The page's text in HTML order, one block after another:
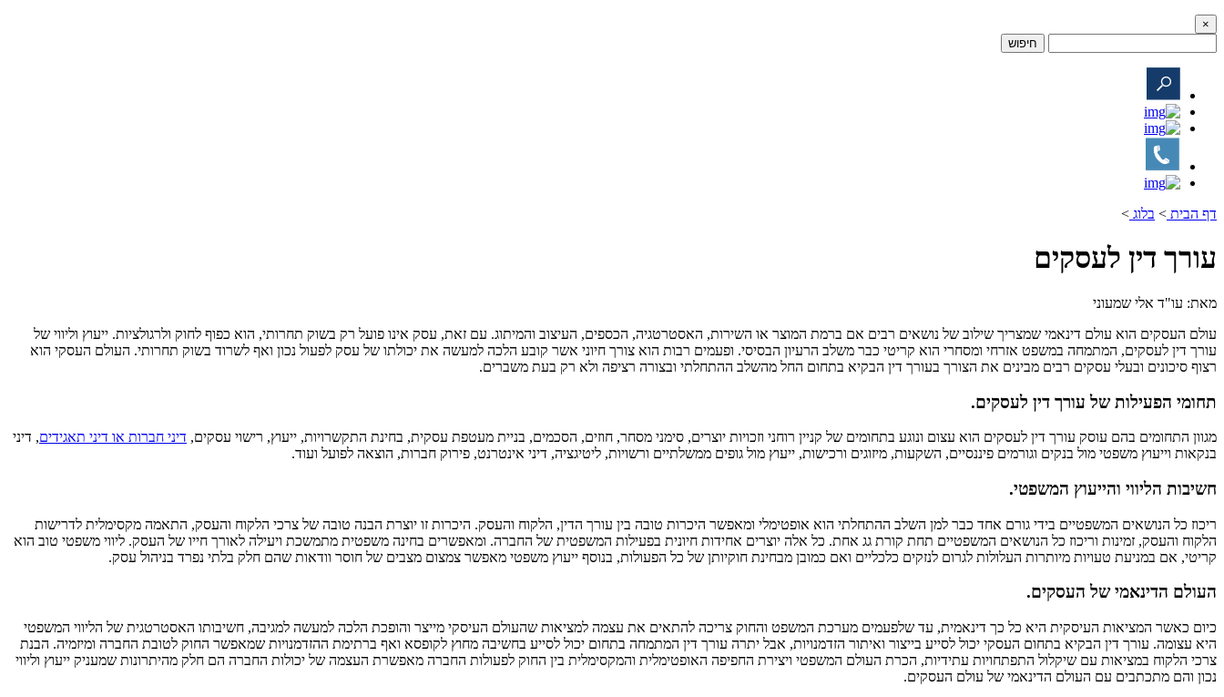
×
חיפוש
דף הבית > בלוג >
עורך דין לעסקים
מאת: עו"ד אלי שמעוני
עולם העסקים הוא עולם דינאמי שמצריך שילוב של נושאים רבים אם ברמת המוצר או השירות, האסטרטגיה, הכספים, העיצוב והמיתוג. עם זאת, עסק אינו פועל רק בשוק תחרותי, הוא כפוף לחוק ולרגולציות. ייעוץ וליווי של
עורך דין לעסקים, המתמחה במשפט אזרחי ומסחרי הוא קריטי כבר משלב הרעיון הבסיסי. ופעמים רבות הוא צורך חיוני אשר קובע הלכה למעשה את יכולתו של עסק לפעול נכון ואף לשרוד בשוק תחרותי. העולם העסקי הוא
רצוף סיכונים ובעלי עסקים רבים מבינים את הצורך בעורך דין הבקיא בתחום החל מהשלב ההתחלתי ובצורה רציפה ולא רק בעת משברים.
תחומי הפעילות של עורך דין לעסקים.
מגוון התחומים בהם עוסק עורך דין לעסקים הוא עצום ונוגע בתחומים של קניין רוחני וזכויות יוצרים, סימני מסחר, חוזים, הסכמים, בניית מעטפת עסקית, בחינת התקשרויות, ייעוץ, רישוי עסקים, דיני חברות או דיני תאגידים, דיני
בנקאות וייעוץ משפטי מול בנקים וגורמים פיננסיים, השקעות, מיזוגים ורכישות, ייעוץ מול גופים ממשלתיים ורשויות, ליטיגציה, דיני אינטרנט, פירוק חברות, הוצאה לפועל ועוד.
חשיבות הליווי והייעוץ המשפטי.
ריכוז כל הנושאים המשפטיים בידי גורם אחד כבר למן השלב ההתחלתי הוא אופטימלי ומאפשר היכרות טובה בין עורך הדין, הלקוח והעסק. היכרות זו יוצרת הבנה טובה של צרכי הלקוח והעסק, התאמה מקסימלית לדרישות
הלקוח והעסק, זמינות וריכוז כל הנושאים המשפטיים תחת קורת גג אחת. כל אלה יוצרים אחידות חיונית בפעילות המשפטית של החברה. ומאפשרים בחינה משפטית מתמשכת ויעילה לאורך חייו של העסק. ליווי משפטי טוב הוא
קריטי, אם במניעת טעויות מיותרות העלולות לגרום לנזקים כלכליים ואם כמובן מבחינת חוקיותן של כל הפעולות, בנוסף ייעוץ משפטי מאפשר צמצום מצבים של חוסר וודאות שהם חלק בלתי נפרד בניהול עסק.
העולם הדינאמי של העסקים.
כיום כאשר המציאות העיסקית היא כל כך דינאמית, עד שלפעמים מערכת המשפט והחוק צריכה להתאים את עצמה למציאות שהעולם העיסקי מייצר והופכת הלכה למעשה למגיבה, חשיבותו האסטרטגית של הליווי המשפטי
היא עצומה. עורך דין הבקיא בתחום העסקי יכול לסייע בייצור ואיתור הזדמנויות, אבל יתרה עורך דין המתמחה בתחום יכול לסייע בחשיבה מחוץ לקופסא ואף ברתימת ההזדמנויות שמאפשר החוק לטובת החברה ומיזמיה. הבנת
צרכי הלקוח במציאות עם שיקלול התפתחויות עתידיות, הכרת העולם המשפטי ויצירת החפיפה האופטימלית והמקסימלית בין החוק לפעולות החברה מאפשרת העצמה של יכולות החברה הם חלק מהיתרונות שמעניק ייעוץ וליווי
נכון והם מתכתבים עם העולם הדינאמי של עולם העסקים.